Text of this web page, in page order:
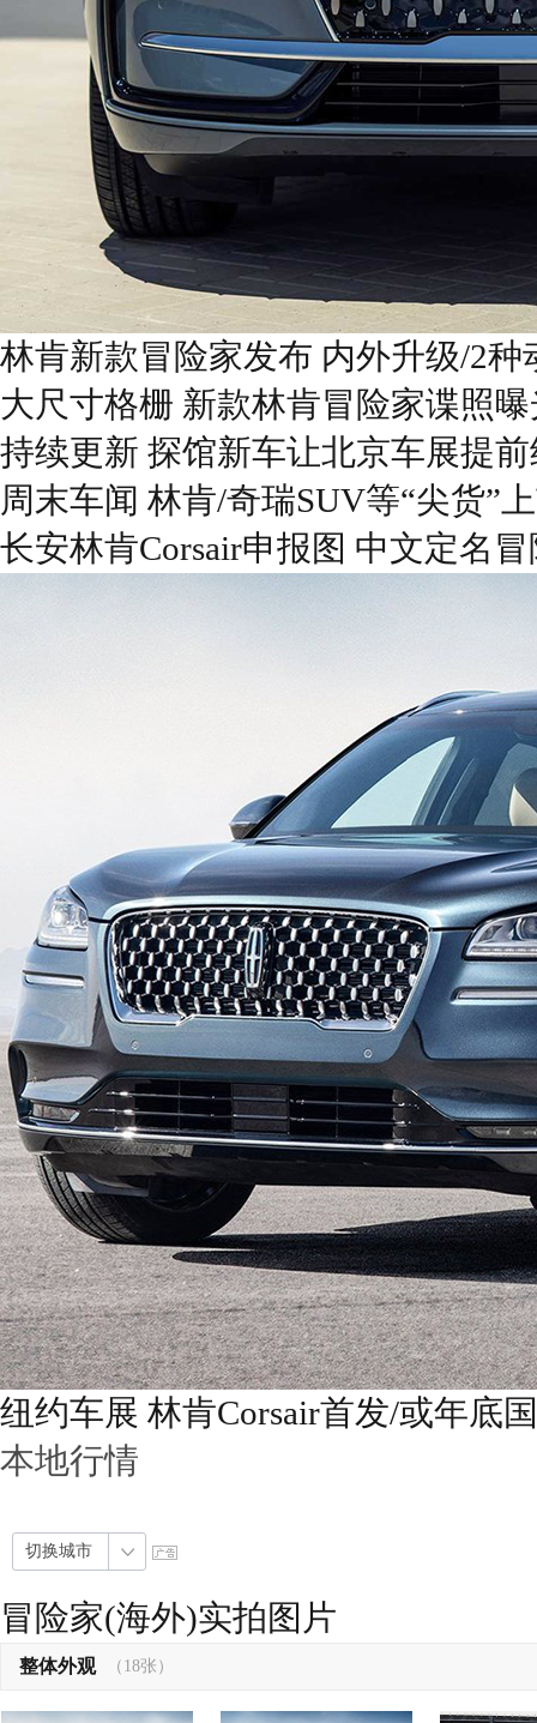
林肯新款冒险家发布 内外升级/2种
大尺寸格栅 新款林肯冒险家谍照
持续更新 探馆新车让北京车展提
周末车闻 林肯/奇瑞SUV等“尖货”
长安林肯Corsair申报图 中文定名
纽约车展 林肯Corsair首发/或年底
本地行情
切换城市
冒险家(海外)实拍图片
整体外观 （18张）